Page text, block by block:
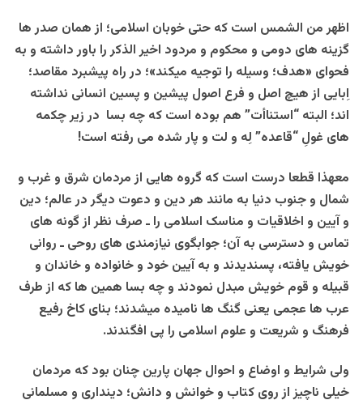
اظهر من الشمس است که حتی خوبان اسلامی؛ از همان صدر ها
گزینه های دومی و محکوم و مردود اخیر الذکر را باور داشته و به
فحوای «هدف؛ وسیله را توجیه میکند»؛ در راه پیشبرد مقاصد؛
اِبایی از هیچ اصل و فرع اصول پیشین و پسین انسانی نداشته
اند؛ البته “استناأت” هم بوده است که چه بسا در زیر چکمه
های غولِ “قاعده” لِه و لت و پار شده می رفته است!
معهذا قطعا درست است که گروه هایی از مردمان شرق و غرب و
شمال و جنوب دنیا به مانند هر دین و دعوت دیگر در عالم؛ دین
و آیین و اخلاقیات و مناسک اسلامی را ـ صرف نظر از گونه های
تماس و دسترسی به آن؛ جوابگوی نیازمندی های روحی ـ روانی
خویش یافته، پسندیدند و به آیین خود و خانواده و خاندان و
قبیله و قوم خویش مبدل نمودند و چه بسا همین ها که از طرف
عرب ها عجمی یعنی گنگ ها نامیده میشدند؛ بنای کاخ رفیع
فرهنگ و شریعت و علوم اسلامی را پی افگندند.
ولی شرایط و اوضاع و احوال جهان پارین چنان بود که مردمان
خیلی ناچیز از روی کتاب و خوانش و دانش؛ دینداری و مسلمانی